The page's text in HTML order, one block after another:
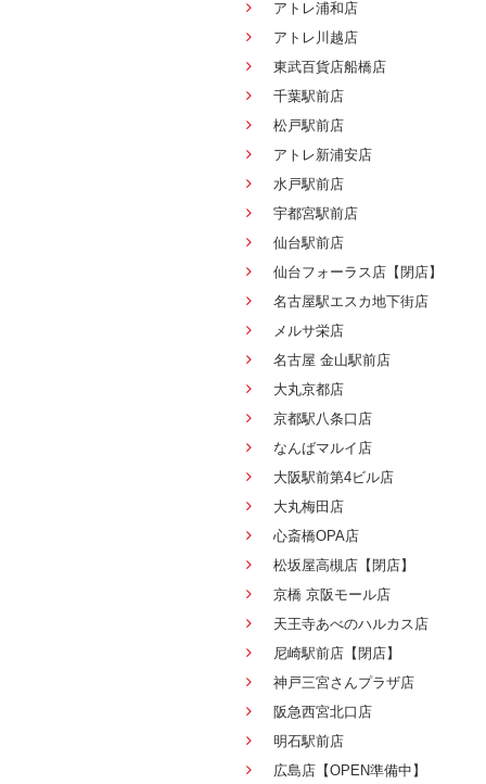
アトレ浦和店
アトレ川越店
東武百貨店船橋店
千葉駅前店
松戸駅前店
アトレ新浦安店
水戸駅前店
宇都宮駅前店
仙台駅前店
仙台フォーラス店【閉店】
名古屋駅エスカ地下街店
メルサ栄店
名古屋 金山駅前店
大丸京都店
京都駅八条口店
なんばマルイ店
大阪駅前第4ビル店
大丸梅田店
心斎橋OPA店
松坂屋高槻店【閉店】
京橋 京阪モール店
天王寺あべのハルカス店
尼崎駅前店【閉店】
神戸三宮さんプラザ店
阪急西宮北口店
明石駅前店
広島店【OPEN準備中】